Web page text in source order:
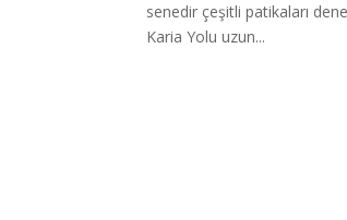
senedir çeşitli patikaları
Karia Yolu uzun...